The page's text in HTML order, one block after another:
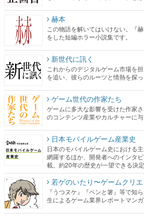
赫本
この物語を解いてはいけない。『
をした短編ホラー小説集です。
新世代に訊く
これからのデジタルゲーム市場を
を追い、彼らのルーツと情熱を探っ
ゲーム世代の作家たち
ゲームに多大な影響を受けた作家
のコンテンツ産業やカルチャーに
日本モバイルゲーム産業史
日本のモバイルゲーム史における
網羅するほか、開発者へのインタ
載。約20年の歴史が一望できる決定
若ゲのいたり〜ゲームクリ
『うつヌケ』『ペンと箸』等で知
生によるゲーム業界レポートマンガ